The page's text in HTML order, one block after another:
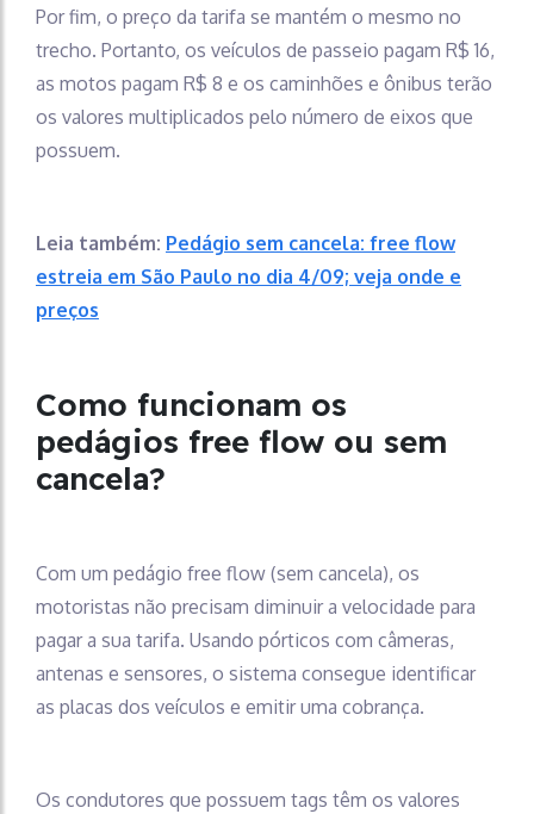
Por fim, o preço da tarifa se mantém o mesmo no
trecho. Portanto, os veículos de passeio pagam R$ 16,
as motos pagam R$ 8 e os caminhões e ônibus terão
os valores multiplicados pelo número de eixos que
possuem.
Leia também: Pedágio sem cancela: free flow
estreia em São Paulo no dia 4/09; veja onde e
preços
Como funcionam os
pedágios free flow ou sem
cancela?
Com um pedágio free flow (sem cancela), os
motoristas não precisam diminuir a velocidade para
pagar a sua tarifa. Usando pórticos com câmeras,
antenas e sensores, o sistema consegue identificar
as placas dos veículos e emitir uma cobrança.
Os condutores que possuem tags têm os valores